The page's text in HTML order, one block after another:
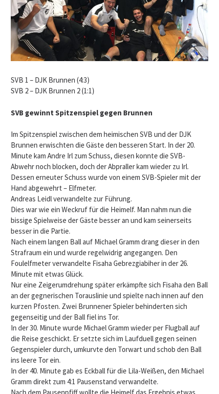
SVB 1 – DJK Brunnen (4:3)
SVB 2 – DJK Brunnen 2 (1:1)
SVB gewinnt Spitzenspiel gegen Brunnen
Im Spitzenspiel zwischen dem heimischen SVB und der DJK
Brunnen erwischten die Gäste den besseren Start. In der 20.
Minute kam Andre Irl zum Schuss, diesen konnte die SVB-
Abwehr noch blocken, doch der Abpraller kam wieder zu Irl.
Dessen erneuter Schuss wurde von einem SVB-Spieler mit der
Hand abgewehrt – Elfmeter.
Andreas Leidl verwandelte zur Führung.
Dies war wie ein Weckruf für die Heimelf. Man nahm nun die
bissige Spielweise der Gäste besser an und kam seinerseits
besser in die Partie.
Nach einem langen Ball auf Michael Gramm drang dieser in den
Strafraum ein und wurde regelwidrig angegangen. Den
Foulelfmeter verwandelte Fisaha Gebrezgiabiher in der 26.
Minute mit etwas Glück.
Nur eine Zeigerumdrehung später erkämpfte sich Fisaha den Ball
an der gegnerischen Torauslinie und spielte nach innen auf den
kurzen Pfosten. Zwei Brunnener Spieler behinderten sich
gegenseitig und der Ball fiel ins Tor.
In der 30. Minute wurde Michael Gramm wieder per Flugball auf
die Reise geschickt. Er setzte sich im Laufduell gegen seinen
Gegenspieler durch, umkurvte den Torwart und schob den Ball
ins leere Tor ein.
In der 40. Minute gab es Eckball für die Lila-Weißen, den Michael
Gramm direkt zum 4:1 Pausenstand verwandelte.